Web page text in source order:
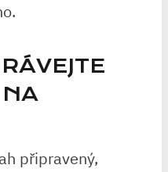
připravený,